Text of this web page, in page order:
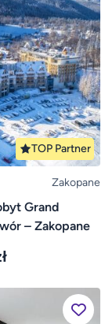
TOP Partner
Zakopane
Grand
– Zakopane